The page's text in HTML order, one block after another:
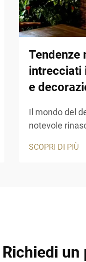
Tendenze
intrecciati
e
Il mondo del
notevole
affermano
arredamento
SCOPRI DI PIÙ
Richiedi